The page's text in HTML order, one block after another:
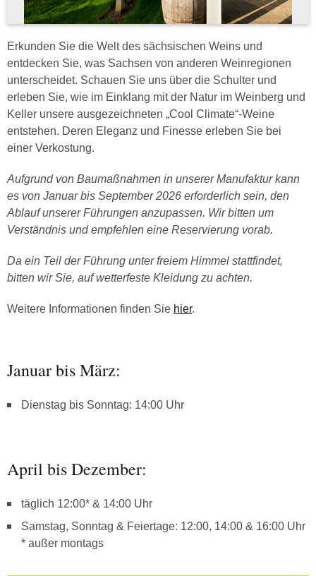
Erkunden Sie die Welt des sächsischen Weins und
entdecken Sie, was Sachsen von anderen Weinregionen
unterscheidet. Schauen Sie uns über die Schulter und
erleben Sie, wie im Einklang mit der Natur im Weinberg und
Keller unsere ausgezeichneten „Cool Climate“-Weine
entstehen. Deren Eleganz und Finesse erleben Sie bei
einer Verkostung.
Aufgrund von Baumaßnahmen in unserer Manufaktur kann
es von Januar bis September 2026 erforderlich sein, den
Ablauf unserer Führungen anzupassen. Wir bitten um
Verständnis und empfehlen eine Reservierung vorab.
Da ein Teil der Führung unter freiem Himmel stattfindet,
bitten wir Sie, auf wetterfeste Kleidung zu achten.
Weitere Informationen finden Sie hier.
Januar bis März:
Dienstag bis Sonntag: 14:00 Uhr
April bis Dezember:
täglich 12:00* & 14:00 Uhr
Samstag, Sonntag & Feiertage: 12:00, 14:00 & 16:00 Uhr
* außer montags